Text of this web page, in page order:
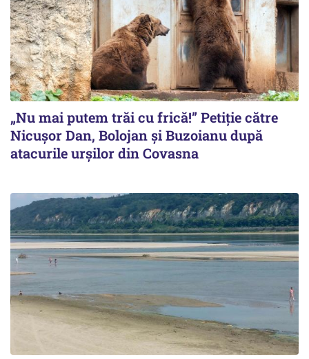
„Nu mai putem trăi cu frică!” Petiție către
Nicușor Dan, Bolojan și Buzoianu după
atacurile urșilor din Covasna